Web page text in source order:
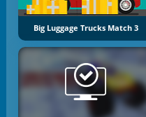
Big Luggage Trucks Match 3